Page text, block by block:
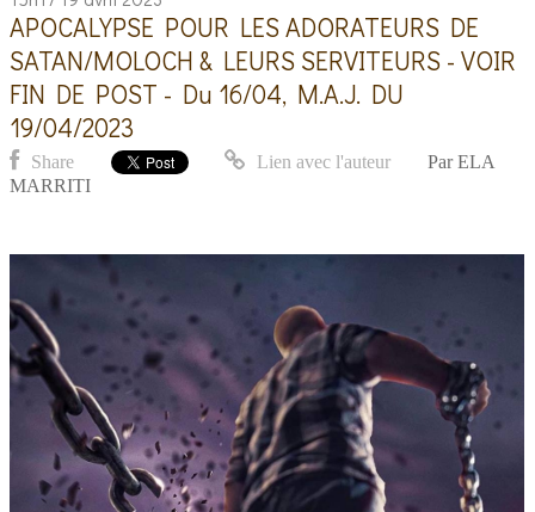
APOCALYPSE POUR LES ADORATEURS DE
SATAN/MOLOCH & LEURS SERVITEURS - VOIR
FIN DE POST - Du 16/04, M.A.J. DU
19/04/2023
Share Lien avec l'auteur Par ELA
MARRITI